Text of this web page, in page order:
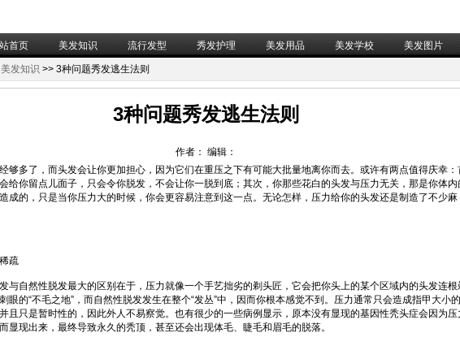
首页 美发知识 流行发型 秀发护理 美发用品 美发学校 美发图片
美发知识 >> 3种问题秀发逃生法则
3种问题秀发逃生法则
作者： 编辑：
够多了，而头发会让你更加担心，因为它们在重压之下有可能大批量地离你而去。或许有两点值得庆幸：
给你留点儿面子，只会令你脱发，不会让你一脱到底；其次，你那些花白的头发与压力无关，那是你体内
成的，只是当你压力大的时候，你会更容易注意到这一点。无论怎样，压力给你的头发还是制造了不少麻
疏
自然性脱发最大的区别在于，压力就像一个手艺拙劣的剃头匠，它会把你头上的某个区域内的头发连根
眼的“不毛之地”，而自然性脱发发生在整个“发丛”中，因而你根本感觉不到。压力通常只会造成指甲大小
且只是暂时性的，因此外人不易察觉。也有很少的一些病例显示，原本没有显现的基因性秃头症会因为压
显现出来，最终导致永久的秃顶，甚至还会出现体毛、睫毛和眉毛的脱落。